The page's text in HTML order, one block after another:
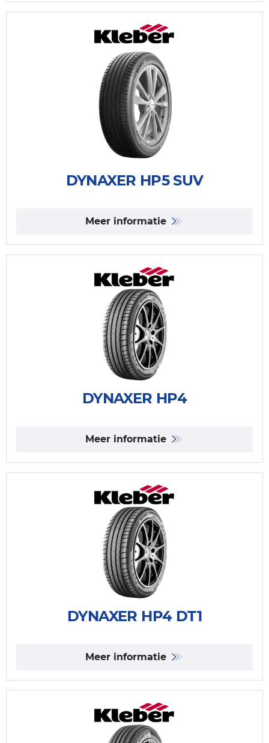
DYNAXER HP5 SUV
Meer informatie
DYNAXER HP4
Meer informatie
DYNAXER HP4 DT1
Meer informatie